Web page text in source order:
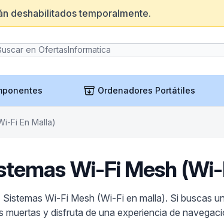
deshabilitados temporalmente.
Ordenadores Portátiles
Fi En Malla)
Wi-Fi Mesh
Wi-Fi Mesh (Wi-Fi en malla). Si buscas
y disfruta de una experiencia de